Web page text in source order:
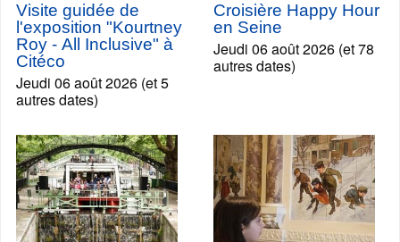
Visite guidée de
l'exposition "Kourtney
Roy - All Inclusive" à
Citéco
Jeudi 06 août 2026 (et 5
autres dates)
Croisière Happy Hour
en Seine
Jeudi 06 août 2026 (et 78
autres dates)